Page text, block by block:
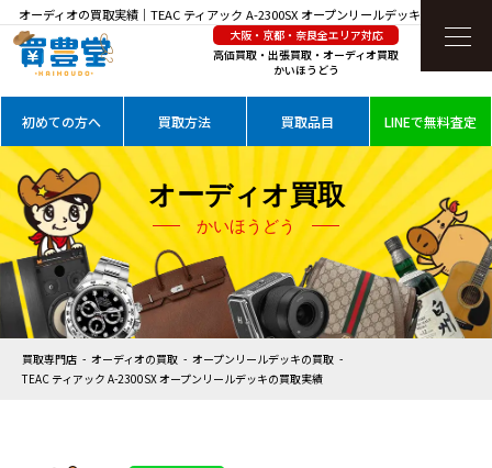
オーディオの買取実績｜TEAC ティアック A-2300SX オープンリールデッキを高価買取
大阪・京都・奈良全エリア対応
高価買取・出張買取・オーディオ買取
かいほうどう
初めての方へ 買取方法 買取品目 LINEで無料査定
オーディオ買取
かいほうどう
買取専門店 オーディオの買取
オープンリールデッキの買取
TEAC ティアック A-2300SX オープンリールデッキの買取実績